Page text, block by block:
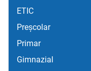
ETIC
Preșcolar
Primar
Gimnazial